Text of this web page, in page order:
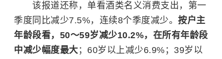
该报道还称，单看酒类名义消费支出，第一
季度同比减少7.5%，连续8个季度减少。 按户主
年龄段看，50～59岁减少10.2%，在所有年龄段
中减少幅度最大 ；60岁以上减少6.9%；39岁以